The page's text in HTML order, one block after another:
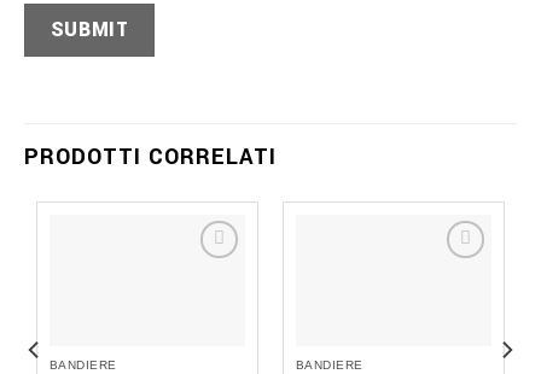
PRODOTTI CORRELATI
BANDIERE BANDIERE